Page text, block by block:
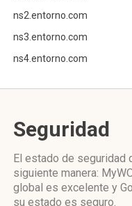
ns2.entorno.com
ns3.entorno.com
ns4.entorno.com
Seguridad
El estado de seguridad
siguiente manera:
global es excelente y
su estado es seguro.